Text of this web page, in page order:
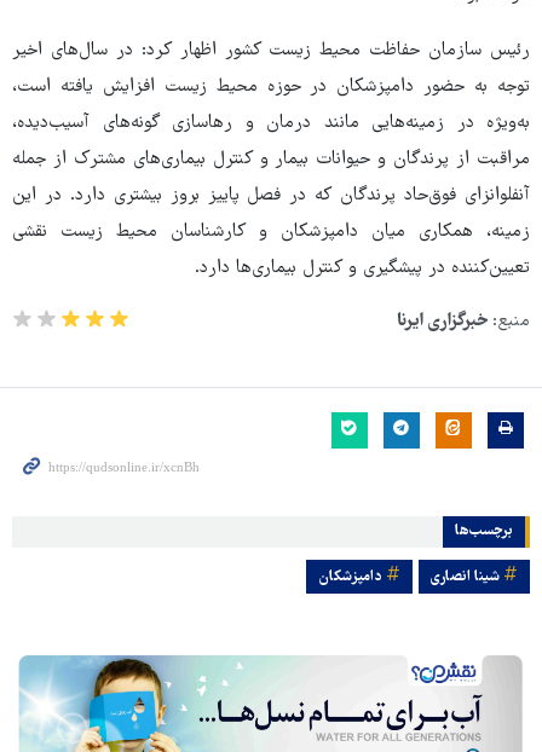
رئیس سازمان حفاظت محیط زیست کشور اظهار کرد: در سال‌های اخیر
توجه به حضور دامپزشکان در حوزه محیط زیست افزایش یافته است،
به‌ویژه در زمینه‌هایی مانند درمان و رهاسازی گونه‌های آسیب‌دیده،
مراقبت از پرندگان و حیوانات بیمار و کنترل بیماری‌های مشترک از جمله
آنفلوانزای فوق‌حاد پرندگان که در فصل پاییز بروز بیشتری دارد. در این
زمینه، همکاری میان دامپزشکان و کارشناسان محیط زیست نقشی
تعیین‌کننده در پیشگیری و کنترل بیماری‌ها دارد.
منبع: خبرگزاری ایرنا
برچسب‌ها
شینا انصاری دامپزشکان